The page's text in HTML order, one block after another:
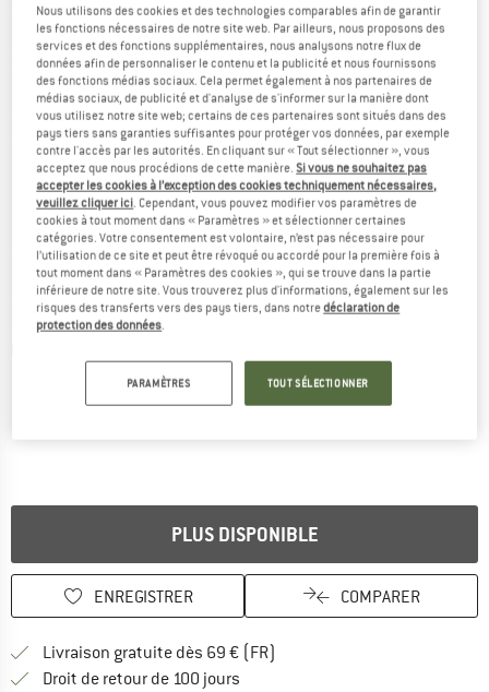
PLUS DISPONIBLE
ENREGISTRER COMPARER
Livraison gratuite dès 69 € (FR)
Droit de retour de 100 jours
Nous utilisons des cookies et des technologies comparables afin de garantir
les fonctions nécessaires de notre site web. Par ailleurs, nous proposons des
services et des fonctions supplémentaires, nous analysons notre flux de
données afin de personnaliser le contenu et la publicité et nous fournissons
des fonctions médias sociaux. Cela permet également à nos partenaires de
médias sociaux, de publicité et d'analyse de s'informer sur la manière dont
vous utilisez notre site web; certains de ces partenaires sont situés dans des
pays tiers sans garanties suffisantes pour protéger vos données, par exemple
contre l'accès par les autorités. En cliquant sur « Tout sélectionner », vous
acceptez que nous procédions de cette manière.Si vous ne souhaitez pas
accepter les cookies à l’exception des cookies techniquement nécessaires,
veuillez cliquer ici. Cependant, vous pouvez modifier vos paramètres de
cookies à tout moment dans « Paramètres » et sélectionner certaines
catégories. Votre consentement est volontaire, n’est pas nécessaire pour
l’utilisation de ce site et peut être révoqué ou accordé pour la première fois à
tout moment dans « Paramètres des cookies », qui se trouve dans la partie
inférieure de notre site. Vous trouverez plus d'informations, également sur les
risques des transferts vers des pays tiers, dans notredéclaration de
protection des données.
PARAMÈTRES TOUT SÉLECTIONNER